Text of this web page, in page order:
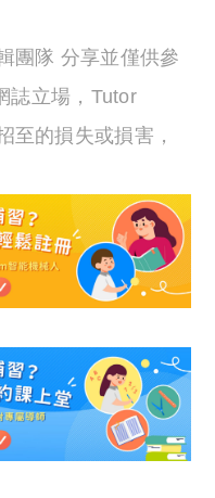
團隊 分享並僅供參
誌立場，Tutor
至的損失或損害，